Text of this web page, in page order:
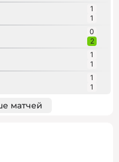
1
1
0
2
1
1
1
1
матчей